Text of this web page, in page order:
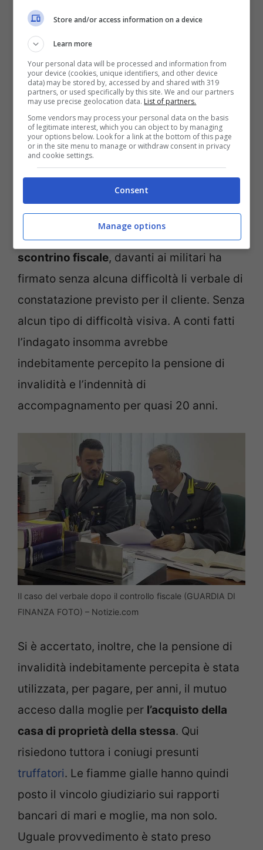
nonostante il traffico veicolare intenso,
chiavi nella serratura della porta senza
esplorazione manuale“.
Il caso del verbale dopo il
controllo fiscale
nel mirino, lo ha anche avvicinato con uno
stratagemma all’uscita da un negozio. A
seguito diun controllo per il rilascio dello
scontrino fiscale, davanti ai militari ha
firmato senza alcuna difficoltà li verbale di
constatazione previsto per il cliente. Senza
alcun tipo di difficoltà visiva. A conti fatti
l’indagato insomma avrebbe
indebitamente percepito la pensione di
invalidità e l’indennità di
accompagnamento per quasi 20 anni.
Il caso del verbale dopo il controllo fiscale (GUARDIA DI
FINANZA FOTO) – Notizie.com
Si è accertato, inoltre, che la pensione di
invalidità indebitamente percepita è stata
utilizzata, per pagare, per anni, il mutuo
acceso dalla moglie per l’acquisto della
casa di proprietà della stessa. Qui
risiedono tuttora i coniugi presunti
truffatori. Le fiamme gialle hanno quindi
posto il vincolo giudiziario sui rapporti
bancari di mari e moglie, ma non solo.
Uguale provvedimento è stato preso
Store and/or access information on a device
Learn more
Your personal data will be processed and information from
your device (cookies, unique identifiers, and other device
data) may be stored by, accessed by and shared with 319
partners, or used specifically by this site. We and our partners
may use precise geolocation data. List of partners.
Some vendors may process your personal data on the basis
of legitimate interest, which you can object to by managing
your options below. Look for a link at the bottom of this page
or in the site menu to manage or withdraw consent in privacy
and cookie settings.
Consent
Manage options